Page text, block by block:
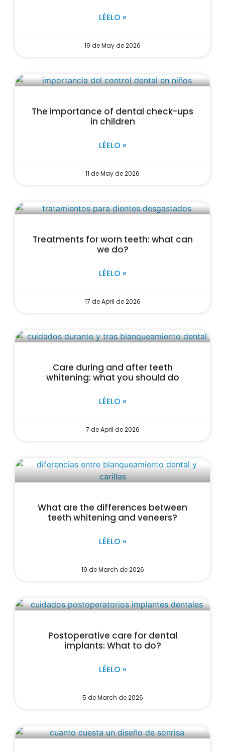
LÉELO »
19 de May de 2026
The importance of dental check-ups
in children
LÉELO »
11 de May de 2026
Treatments for worn teeth: what can
we do?
LÉELO »
17 de April de 2026
Care during and after teeth
whitening: what you should do
LÉELO »
7 de April de 2026
What are the differences between
teeth whitening and veneers?
LÉELO »
19 de March de 2026
Postoperative care for dental
implants: What to do?
LÉELO »
5 de March de 2026